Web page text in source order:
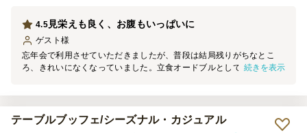
見栄えも良く、お腹もいっぱいに
4.5
ゲスト 様
忘年会で利用させていただきましたが、普段は結局残りがちなとこ
ろ、きれいになくなっていました。立食オードブルとしての食べやす
続きを表示
テーブルブッフェ/シーズナル・カジュアル